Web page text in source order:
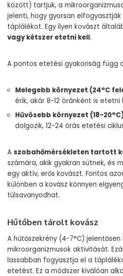
között) tartjuk, a
jelenti, hogy gyorsan
táplálékot. Egy ilyen kovászt
vagy kétszer etetni kell.
A pontos etetési gyakoriság függ
Melegebb környezet (24°C
érik, akár 8-12 óránként is etetni
Hűvösebb környezet (18-
dolgozik, 12-24 órás etetési
A szobahőmérsékleten tartott
számára, akik gyakran sütnek, és
egy aktív, erős kovászt. Fontos
különben a kovász könnyen
túlsavanyodhat.
Hűtőben tárolt kovász
A hűtőszekrény (4-7°C)
mikroorganizmusok aktivitását.
lassabban fogyasztja el a
etetést. Ez a módszer kiválóan